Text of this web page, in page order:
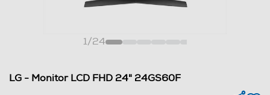
1/24
LG - Monitor LCD FHD 24" 24GS60F